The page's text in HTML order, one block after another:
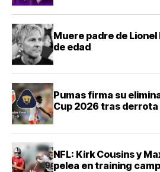
Muere padre de
de edad
Pumas firma su
Cup 2026 tras
NFL: Kirk Cousins y
pelea en training